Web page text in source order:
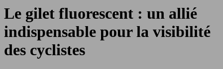
Le gilet fluorescent : un allié
indispensable pour la visibilité
des cyclistes